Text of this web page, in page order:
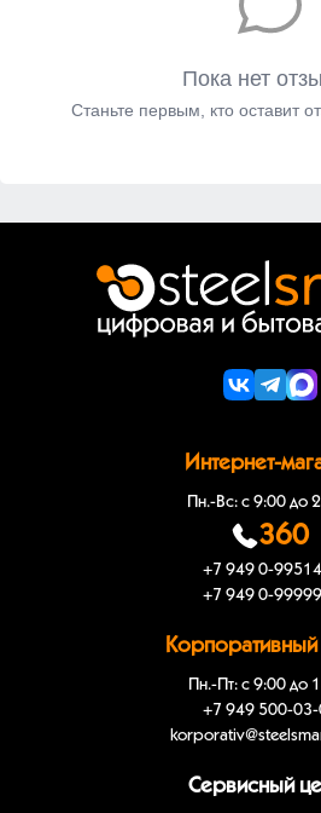
Пока нет
Станьте первым, кто оставит
Интернет-
Пн.-Вс: с 9:00 до
360
+7 949 0-
+7 949 0-
Корпоративный
Пн.-Пт: с 9:00 до
+7 949 500-
Сервисный